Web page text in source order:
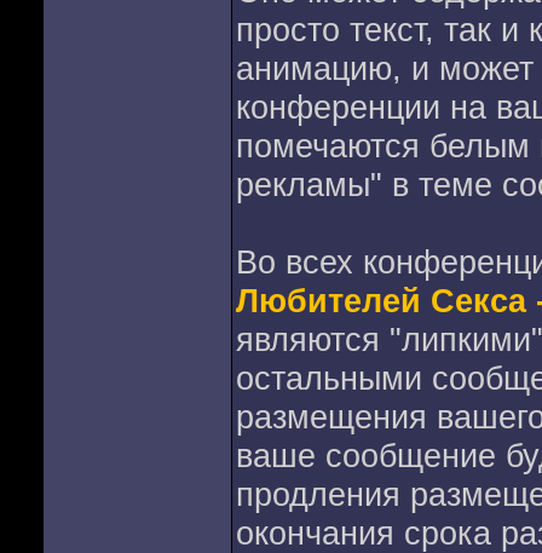
просто текст, так
анимацию, и
конференции на
помечаются белым
рекламы" в теме
Во всех
Любителей Секса
являются
остальными
размещения
ваше сообщение
продления
окончания срока